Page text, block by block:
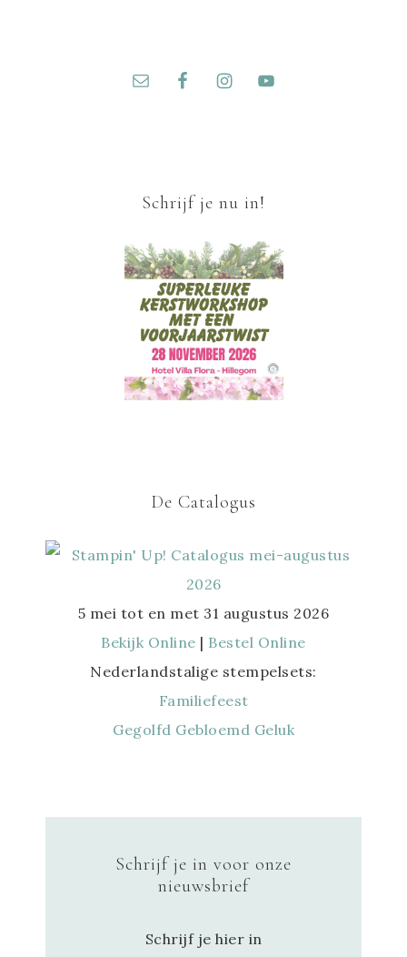
Schrijf je nu in!
De Catalogus
5 mei tot en met 31 augustus 2026
Bekijk Online | Bestel Online
Nederlandstalige stempelsets:
Familiefeest
Gegolfd Gebloemd Geluk
Schrijf je in voor onze
nieuwsbrief
Schrijf je hier in